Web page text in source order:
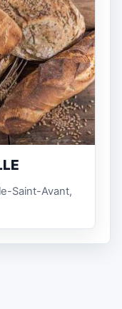
Saint-Avant,